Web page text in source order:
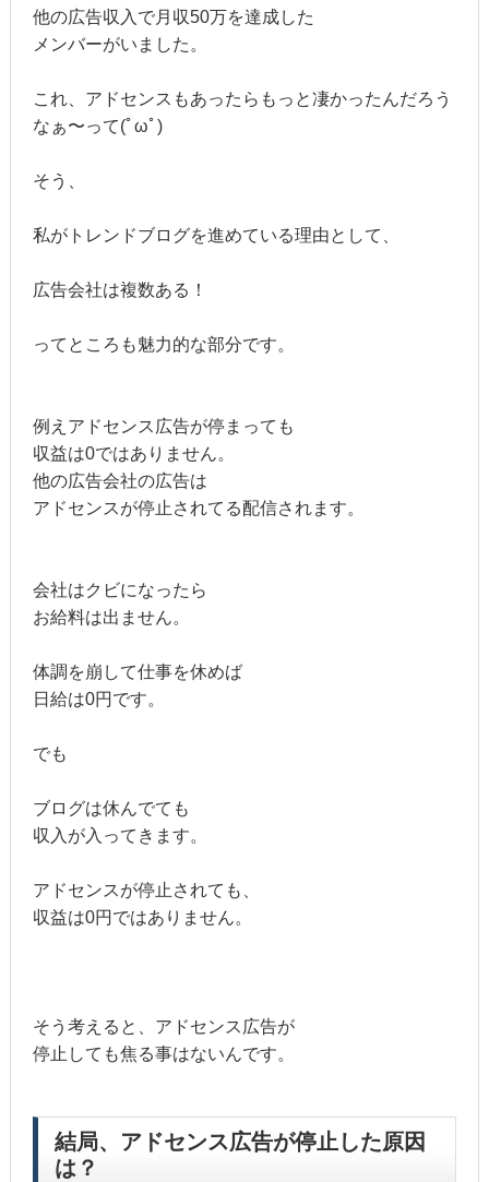
他の広告収入で月収50万を達成した
メンバーがいました。
これ、アドセンスもあったらもっと凄かったんだろう
なぁ〜って(ﾟωﾟ)
そう、
私がトレンドブログを進めている理由として、
広告会社は複数ある！
ってところも魅力的な部分です。
例えアドセンス広告が停まっても
収益は0ではありません。
他の広告会社の広告は
アドセンスが停止されてる配信されます。
会社はクビになったら
お給料は出ません。
体調を崩して仕事を休めば
日給は0円です。
でも
ブログは休んでても
収入が入ってきます。
アドセンスが停止されても、
収益は0円ではありません。
そう考えると、アドセンス広告が
停止しても焦る事はないんです。
結局、アドセンス広告が停止した原因
は？